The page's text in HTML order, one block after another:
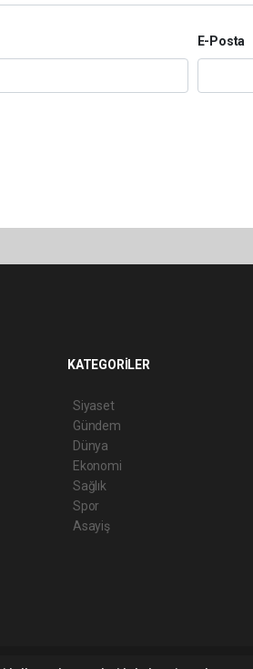
E-Posta
KATEGORİLER
Siyaset
Gündem
Dünya
Ekonomi
Sağlık
Spor
Asayiş